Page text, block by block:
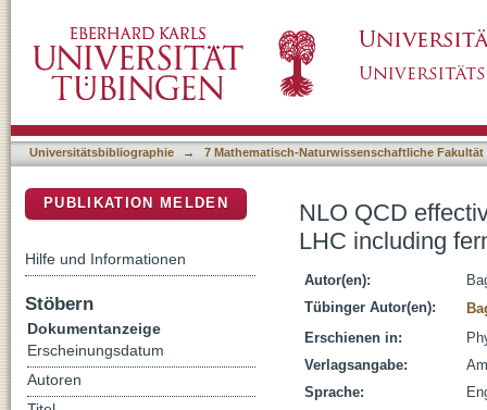
operators
Universitätsbibliographie → 7 Mathematisch-Naturwissenschaftliche Fakultät
NLO QCD
LHC including
Autor(en):
Tübinger Autor(en):
Erschienen in:
Verlagsangabe:
Sprache:
PUBLIKATION MELDEN
Hilfe und Informationen
Stöbern
Dokumentanzeige
Erscheinungsdatum
Autoren